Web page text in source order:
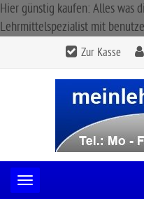
Hier günstig kaufen: Alles was
Lehrmittelspezialist mit
Zur Kasse
Toggle navigation